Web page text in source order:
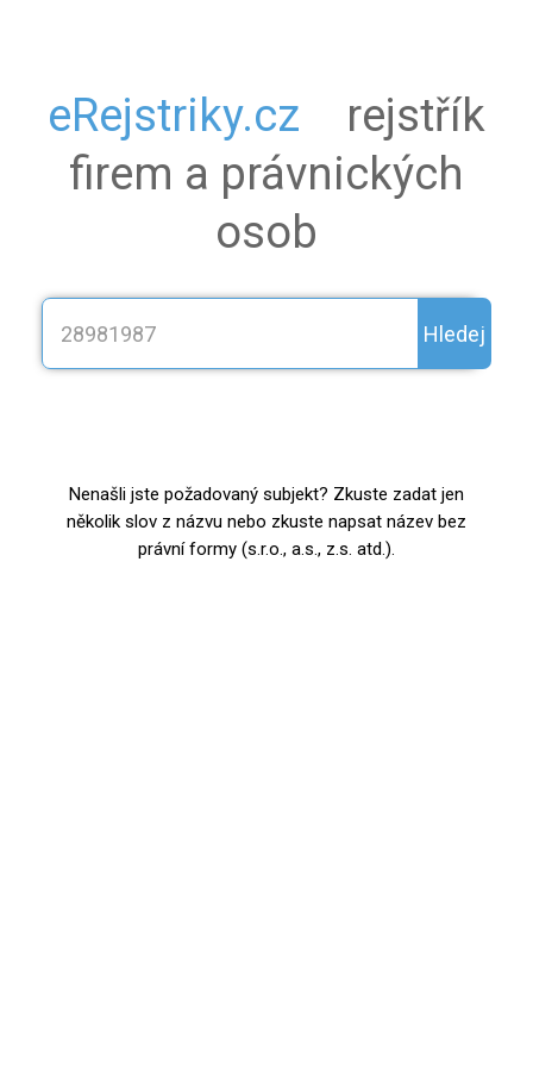
eRejstriky.cz
rejstřík
firem a právnických
osob
Hledej
Nenašli jste požadovaný subjekt? Zkuste zadat jen
několik slov z názvu nebo zkuste napsat název bez
právní formy (s.r.o., a.s., z.s. atd.).